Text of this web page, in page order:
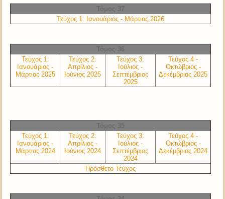
Τεύχος 1: Ιανουάριος - Μάρτιος 2026
Τεύχος 1:
Ιανουάριος -
Μάρτιος 2025
Τεύχος 2:
Απρίλιος -
Ιούνιος 2025
Τεύχος 3:
Ιούλιος -
Σεπτέμβριος
2025
Τεύχος 4 -
Οκτώβριος -
Δεκέμβριος 2025
Τεύχος 1:
Ιανουάριος -
Μάρτιος 2024
Τεύχος 2:
Απρίλιος -
Ιούνιος 2024
Τεύχος 3:
Ιούλιος -
Σεπτέμβριος
2024
Τεύχος 4 -
Οκτώβριος -
Δεκέμβριος 2024
Πρόσθετο Τεύχος